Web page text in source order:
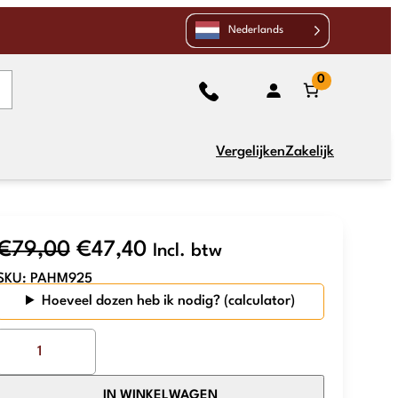
Nederlands
0
VergelijkenZakelijk
79,00 Oorspronkelijke
prijs
was:
€47,40Huidige
prijs
is:
Incl. btw
PAHM925
Hoeveel dozen heb ik nodig?